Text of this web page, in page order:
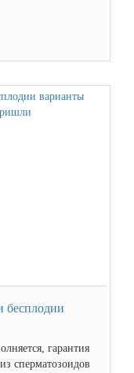
бесплодии
гарантия
сперматозоидов